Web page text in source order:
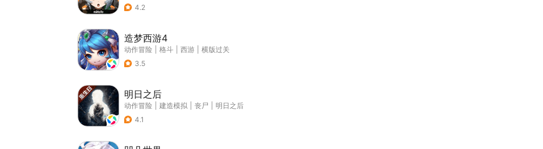
4.2
造梦西游4
动作冒险 格斗 西游
横版过关
3.5
明日之后
动作冒险 建造模拟 丧尸
明日之后
4.1